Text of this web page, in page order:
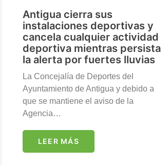
Antigua cierra sus
instalaciones deportivas y
cancela cualquier actividad
deportiva mientras persista
la alerta por fuertes lluvias
La Concejalía de Deportes del
Ayuntamiento de Antigua y debido a
que se mantiene el aviso de la
Agencia…
LEER MÁS